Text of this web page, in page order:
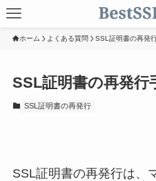
ホーム よくある質問 SSL証明書の再発
SSL証明書の再発行
SSL証明書の再発行
SSL証明書の再発行は、